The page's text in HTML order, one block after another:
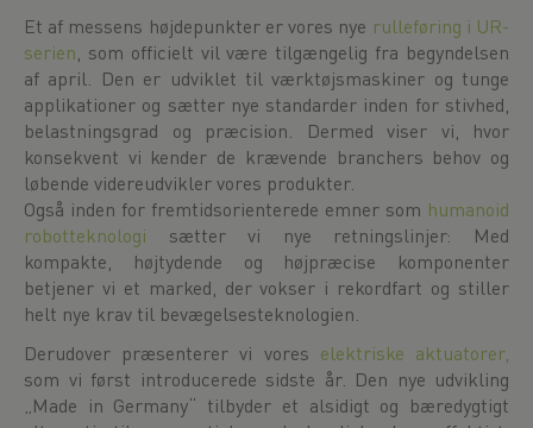
Et af messens højdepunkter er vores nye rulleføring i UR-
serien , som officielt vil være tilgængelig fra begyndelsen
af april. Den er udviklet til værktøjsmaskiner og tunge
applikationer og sætter nye standarder inden for stivhed,
belastningsgrad og præcision. Dermed viser vi, hvor
konsekvent vi kender de krævende branchers behov og
løbende videreudvikler vores produkter.
Også inden for fremtidsorienterede emner som humanoid
robotteknologi sætter vi nye retningslinjer: Med
kompakte, højtydende og højpræcise komponenter
betjener vi et marked, der vokser i rekordfart og stiller
helt nye krav til bevægelsesteknologien.
Derudover præsenterer vi vores elektriske aktuatorer,
som vi først introducerede sidste år. Den nye udvikling
„Made in Germany“ tilbyder et alsidigt og bæredygtigt